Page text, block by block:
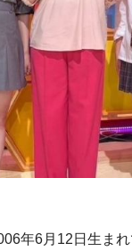
年6月12日生ま